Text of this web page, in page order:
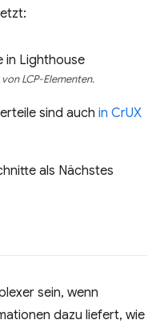
LCP-Elementen.
sind auch in CrUX
als Nächstes
sein, wenn
dazu liefert, wie